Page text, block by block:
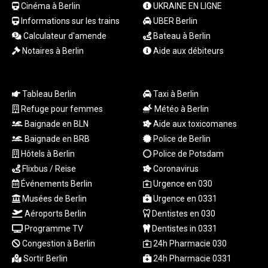
produit - c'est une déclaration d'élégance intemporelle et de
style impeccable.
Cinéma à Berlin
Informations sur les trains
Calculateur d'amende
Notaires à Berlin
UKRAINE EN LIGNE
UBER Berlin
Bateau à Berlin
Aide aux débiteurs
Tableau Berlin
Refuge pour femmes
Baignade en BLN
Baignade en BRB
Hôtels à Berlin
Flixbus / Reise
Événements Berlin
Musées de Berlin
Aéroports Berlin
Programme TV
Congestion à Berlin
Sortir Berlin
Taxi à Berlin
Météo à Berlin
Aide aux toxicomanes
Police de Berlin
Police de Potsdam
Coronavirus
Urgence en 030
Urgence en 0331
Dentistes en 030
Dentistes in 0331
24h Pharmacie 030
24h Pharmacie 0331